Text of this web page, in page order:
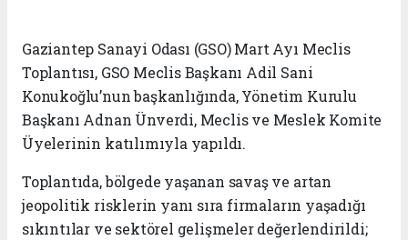
Gaziantep Sanayi Odası (GSO) Mart Ayı Meclis
Toplantısı, GSO Meclis Başkanı Adil Sani
Konukoğlu’nun başkanlığında, Yönetim Kurulu
Başkanı Adnan Ünverdi, Meclis ve Meslek Komite
Üyelerinin katılımıyla yapıldı.
Toplantıda, bölgede yaşanan savaş ve artan
jeopolitik risklerin yanı sıra firmaların yaşadığı
sıkıntılar ve sektörel gelişmeler değerlendirildi;